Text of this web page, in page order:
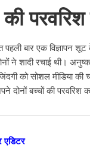
पहली बार एक
ने शादी रचाई थी।
को सोशल मीडिया
दोनों बच्चों की परवरिश
एडिटर